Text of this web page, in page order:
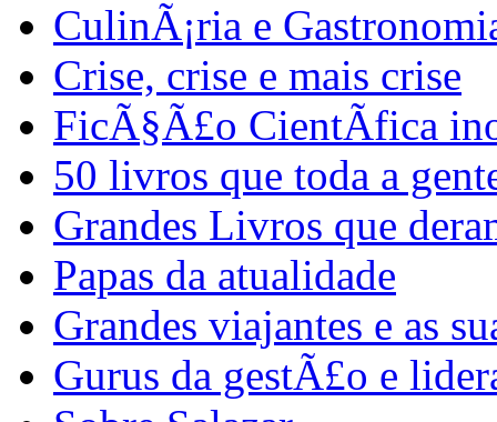
CulinÃ¡ria e
Crise, crise e mais crise
FicÃ§Ã£o CientÃ­fica
50 livros que toda a
Grandes Livros que
Papas da atualidade
Grandes viajantes e as
Gurus da gestÃ£o e